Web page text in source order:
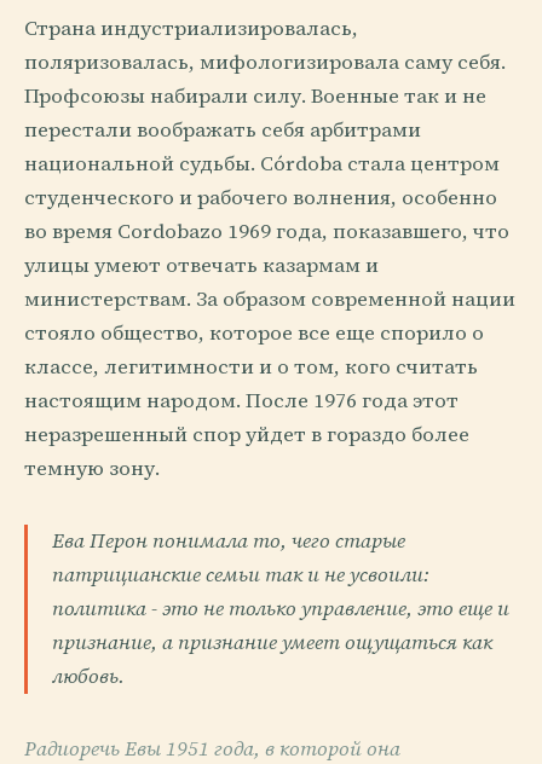
Страна индустриализировалась,
поляризовалась, мифологизировала саму себя.
Профсоюзы набирали силу. Военные так и не
перестали воображать себя арбитрами
национальной судьбы. Córdoba стала центром
студенческого и рабочего волнения, особенно
во время Cordobazo 1969 года, показавшего, что
улицы умеют отвечать казармам и
министерствам. За образом современной нации
стояло общество, которое все еще спорило о
классе, легитимности и о том, кого считать
настоящим народом. После 1976 года этот
неразрешенный спор уйдет в гораздо более
темную зону.
Ева Перон понимала то, чего старые
патрицианские семьи так и не усвоили:
политика - это не только управление, это еще и
признание, а признание умеет ощущаться как
любовь.
Радиоречь Евы 1951 года, в которой она